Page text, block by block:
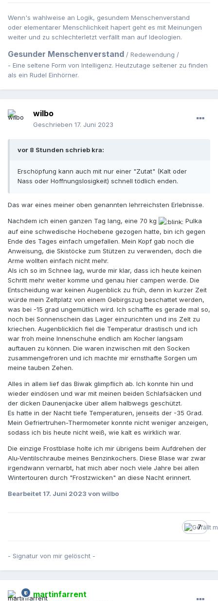
Wenn's wahlweise an Logik, gesundem Menschenverstand
oder elementarer Menschlichkeit hapert geht es mit Meinungen
weiter und zu schlechterletzt verfällt man auf Ideologien.
Gesunder Menschenverstand / Redewendung /
- Eine seltene Form von Intelligenz. Heutzutage seltener zu finden
als ein Rudel Einhörner.
wilbo
Geschrieben 17. Juni 2023
vor 8 Stunden schrieb kra:
Erschöpfung kann auch mit nur einer "Zutat" (Kalt oder
Nass oder Hoffnungslosigkeit) schnell tödlich enden.
Das war eines meiner oben genannten lehrreichsten Erlebnisse.
Nachdem ich einen ganzen Tag lang, eine 70 kg
Pulka
auf eine schwedische Hochebene gezogen hatte, bin ich gegen
Ende des Tages einfach umgefallen. Mein Kopf gab noch die
Anweisung, die Skistöcke zum Stützen zu verwenden, doch die
Arme wollten einfach nicht mehr.
Als ich so im Schnee lag, wurde mir klar, dass ich heute keinen
Schritt mehr weiter komme und genau hier campen werde. Die
Entscheidung war keinen Augenblick zu früh, denn in kurzer Zeit
würde mein Zeltplatz von einem Gebirgszug beschattet werden,
was bei -15 grad ungemütlich wird. Ich schaffte es gerade mal so,
noch bei Sonnenschein das Lager einzurichten und ins Zelt zu
kriechen. Augenblicklich fiel die Temperatur drastisch und ich
war froh meine Innenschuhe endlich am Kocher langsam
auftauen zu können. Die waren inzwischen mit den Socken
zusammengefroren und ich machte mir ernsthafte Sorgen um
meine tauben Zehen.
Alles in allem lief das Biwak glimpflich ab. Ich konnte hin und
wieder eindösen und war mit meinen beiden Schlafsäcken und
der dicken Daunenjacke über allem halbwegs geschützt.
Es hatte in der Nacht tiefe Temperaturen, jenseits der -35 Grad.
Mein Gefriertruhen-Thermometer konnte nicht weniger anzeigen,
sodass ich bis heute nicht weiß, wie kalt es wirklich war.
Die einzige Frostblase holte ich mir übrigens beim Aufdrehen der
Alu-Ventilschraube meines Benzinkochers. Diese Blase war zwar
irgendwann vernarbt, hat mich aber noch viele Jahre bei allen
Wintertouren durch "Frostzwicken" an diese Nacht erinnert.
Bearbeitet 17. Juni 2023 von wilbo
7
- Signatur von mir gelöscht -
martinfarrent